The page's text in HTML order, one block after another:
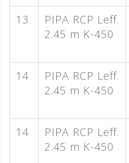
13
PIPA RCP Leff.
2.45 m K-450
14
PIPA RCP Leff.
2.45 m K-450
14
PIPA RCP Leff.
2.45 m K-450